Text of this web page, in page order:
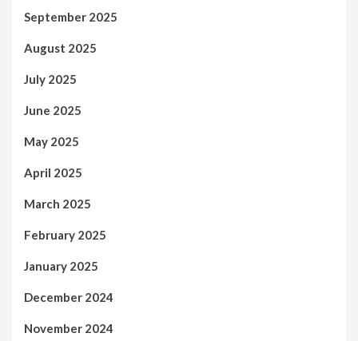
September 2025
August 2025
July 2025
June 2025
May 2025
April 2025
March 2025
February 2025
January 2025
December 2024
November 2024